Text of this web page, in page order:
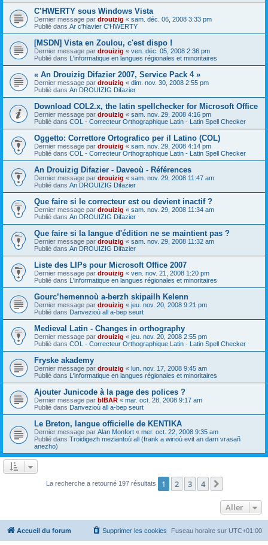
C’HWERTY sous Windows Vista
Dernier message par drouizig « sam. déc. 06, 2008 3:33 pm
Publié dans Ar c'hlavier C'HWERTY
[MSDN] Vista en Zoulou, c'est dispo !
Dernier message par drouizig « ven. déc. 05, 2008 2:36 pm
Publié dans L'informatique en langues régionales et minoritaires
« An Drouizig Difazier 2007, Service Pack 4 »
Dernier message par drouizig « dim. nov. 30, 2008 2:55 pm
Publié dans An DROUIZIG Difazier
Download COL2.x, the latin spellchecker for Microsoft Office
Dernier message par drouizig « sam. nov. 29, 2008 4:16 pm
Publié dans COL - Correcteur Orthographique Latin - Latin Spell Checker
Oggetto: Correttore Ortografico per il Latino (COL)
Dernier message par drouizig « sam. nov. 29, 2008 4:14 pm
Publié dans COL - Correcteur Orthographique Latin - Latin Spell Checker
An Drouizig Difazier - Daveoù - Références
Dernier message par drouizig « sam. nov. 29, 2008 11:47 am
Publié dans An DROUIZIG Difazier
Que faire si le correcteur est ou devient inactif ?
Dernier message par drouizig « sam. nov. 29, 2008 11:34 am
Publié dans An DROUIZIG Difazier
Que faire si la langue d'édition ne se maintient pas ?
Dernier message par drouizig « sam. nov. 29, 2008 11:32 am
Publié dans An DROUIZIG Difazier
Liste des LIPs pour Microsoft Office 2007
Dernier message par drouizig « ven. nov. 21, 2008 1:20 pm
Publié dans L'informatique en langues régionales et minoritaires
Gourc’hemennoù a-berzh skipailh Kelenn
Dernier message par drouizig « jeu. nov. 20, 2008 9:21 pm
Publié dans Danvezioù all a-bep seurt
Medieval Latin - Changes in orthography
Dernier message par drouizig « jeu. nov. 20, 2008 2:55 pm
Publié dans COL - Correcteur Orthographique Latin - Latin Spell Checker
Fryske akademy
Dernier message par drouizig « lun. nov. 17, 2008 9:45 am
Publié dans L'informatique en langues régionales et minoritaires
Ajouter Junicode à la page des polices ?
Dernier message par bIBAR « mar. oct. 28, 2008 9:17 am
Publié dans Danvezioù all a-bep seurt
Le Breton, langue officielle de KENTIKA
Dernier message par Alan Monfort « mer. oct. 22, 2008 9:35 am
Publié dans Troidigezh meziantoù all (frank a wirioù evit an darn vrasañ
anezho)
La recherche a retourné 197 résultats 1 2 3 4
Aller
Accueil du forum Fuseau horaire sur UTC+01:00
Supprimer les cookies